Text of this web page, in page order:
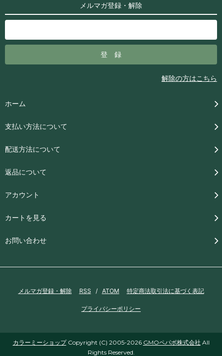
メルマガ登録・解除
解除の方はこちら
ホーム
支払い方法について
配送方法について
返品について
アカウント
カートを見る
お問い合わせ
メルマガ登録・解除 RSS / ATOM 特定商法取引法に基づく表記
プライバシーポリシー
カラーミーショップCopyright (C) 2005-2026 GMOペパボ株式会社 All
Rights Reserved.